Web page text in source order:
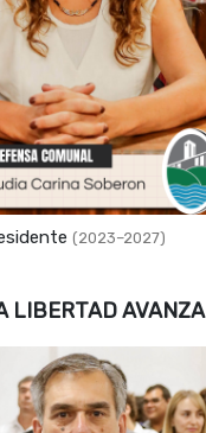
(2023–2027)
LIBERTAD AVANZA